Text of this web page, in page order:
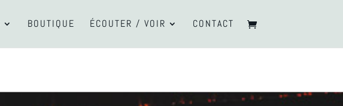
BOUTIQUE ÉCOUTER / VOIR CONTACT